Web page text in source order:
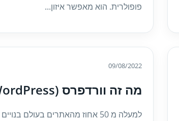
פופולרית. הוא מאפשר איזון...
09/08/2022
מה זה וורדפרס (WordPress)?
למעלה מ 50 אחוז מהאתרים בעולם